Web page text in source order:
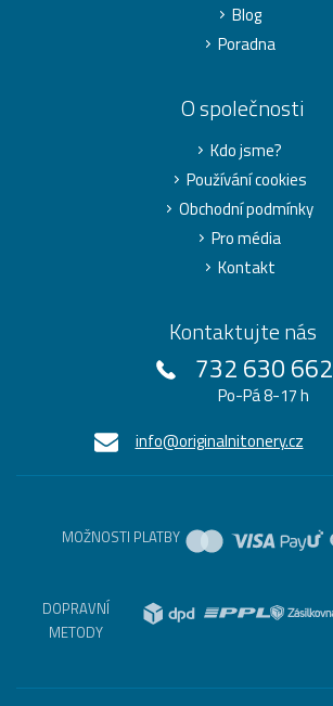
Blog
Poradna
O společnosti
Kdo jsme?
Používání cookies
Obchodní podmínky
Pro média
Kontakt
Kontaktujte nás
732 630 662
Po-Pá 8-17 h
info@originalnitonery.cz
MOŽNOSTI PLATBY
DOPRAVNÍ
METODY